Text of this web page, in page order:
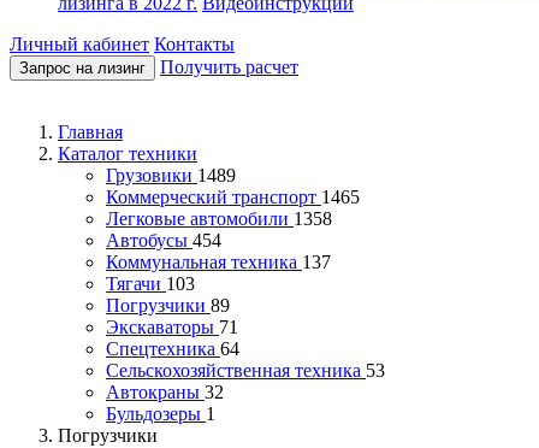
Личный кабинет Контакты
Запрос на лизинг Получить расчет
Главная
Каталог техники
Грузовики 1489
Коммерческий транспорт 1465
Легковые автомобили 1358
Автобусы 454
Коммунальная техника 137
Тягачи 103
Погрузчики 89
Экскаваторы 71
Спецтехника 64
Сельскохозяйственная техника 53
Автокраны 32
Бульдозеры 1
Погрузчики